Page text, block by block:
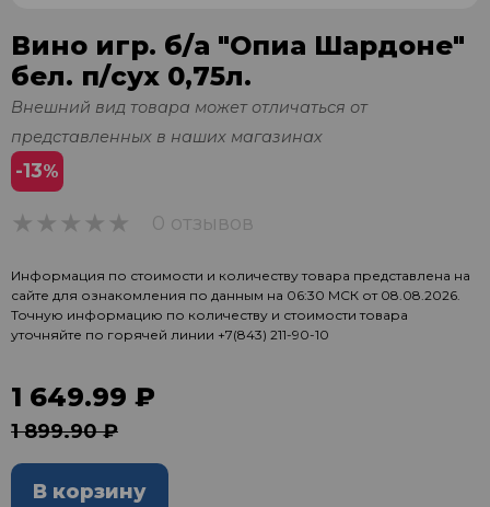
Вино игр. б/а "Опиа Шардоне"
бел. п/сух 0,75л.
Внешний вид товара может отличаться от
представленных в наших магазинах
-13%
0 отзывов
Информация по стоимости и количеству товара представлена на
сайте для ознакомления по данным на 06:30 МСК от 08.08.2026.
Точную информацию по количеству и стоимости товара
уточняйте по горячей линии +7(843) 211-90-10
1 649.99 ₽
1 899.90 ₽
В корзину